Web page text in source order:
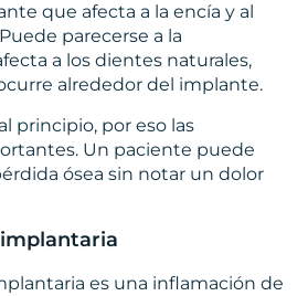
que afecta a la encía y al
parecerse a la
a los dientes naturales,
alrededor del implante.
principio, por eso las
Un paciente puede
ósea sin notar un dolor
es una inflamación de